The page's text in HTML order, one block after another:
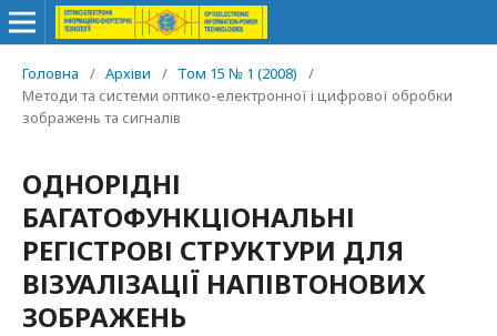
Головна / Архіви / Том 15 № 1 (2008)
/
Методи та системи оптико-електронної і цифрової обробки
зображень та сигналів
ОДНОРІДНІ
БАГАТОФУНКЦІОНАЛЬНІ
РЕГІСТРОВІ СТРУКТУРИ ДЛЯ
ВІЗУАЛІЗАЦІЇ НАПІВТОНОВИХ
ЗОБРАЖЕНЬ